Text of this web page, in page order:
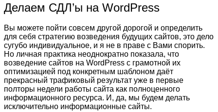
Делаем СДЛ’ы на WordPress
Вы можете пойти совсем другой дорогой и определить
для себя стратегию возведения будущих сайтов, это дело
сугубо индивидуальное, и я не в праве с Вами спорить.
Но личная практика неоднократно показала, что
возведение сайтов на WordPress с грамотной их
оптимизацией под конкретным шаблоном даёт
прекрасный трафиковый результат уже в первые
полторы недели работы сайта как полноценного
информационного ресурса. И, да, мы будем делать
исключительно информационные сайты.